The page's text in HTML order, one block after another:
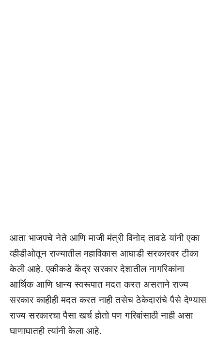
आता भाजपचे नेते आणि माजी मंत्री विनोद तावडे यांनी एका
व्हीडीओतून राज्यातील महाविकास आघाडी सरकारवर टीका
केली आहे. एकीकडे केंद्र सरकार देशातील नागरिकांना
आर्थिक आणि धान्य स्वरूपात मदत करत असताने राज्य
सरकार काहीही मदत करत नाही तसेच ठेकेदारांचे पैसे देण्यास
राज्य सरकारचा पैसा खर्च होतो पण गरिबांसाठी नाही असा
घाणाघातही त्यांनी केला आहे.